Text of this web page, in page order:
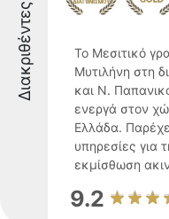
Διακριθέντες
Το Μεσιτικό
Μυτιλήνη στη
και Ν.
ενεργά στον
Ελλάδα.
υπηρεσίες για
εκμίσθωση
9.2